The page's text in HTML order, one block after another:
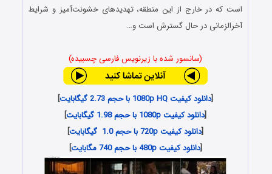
است که در خارج از این منطقه، تهدیدهای خشونت‌آمیز و شرایط
آخرالزمانی در حال گسترش است و…
(سانسور شده با زیرنویس فارسی چسبیده)
[دانلود کیفیت 1080p HQ با حجم 2.73 گیگابایت
]
[دانلود کیفیت 1080p با حجم 1.98 گیگابایت
]
[دانلود کیفیت 720p با حجم 1.0 گیگابایت
]
[دانلود کیفیت 480p با حجم 740 مگابایت ]